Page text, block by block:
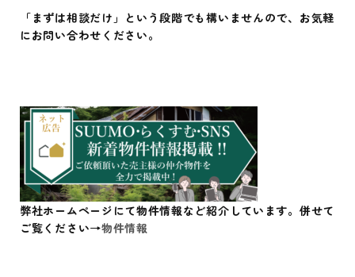
「まずは相談だけ」という段階でも構いませんので、お気軽
にお問い合わせください。
弊社ホームページにて物件情報など紹介しています。併せて
ご覧ください→物件情報